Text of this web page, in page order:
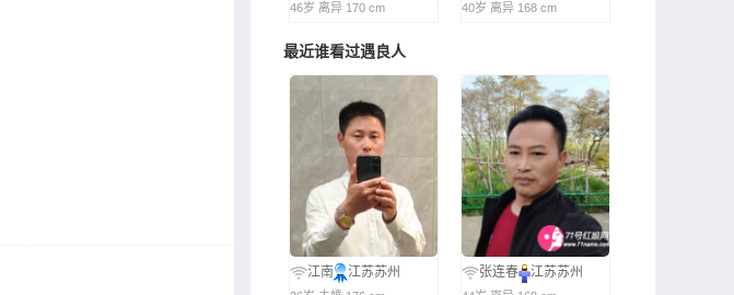
46岁 离异 170 cm 40岁 离异 168 cm
最近谁看过遇良人
江南 江苏苏州 张连春 江苏苏州